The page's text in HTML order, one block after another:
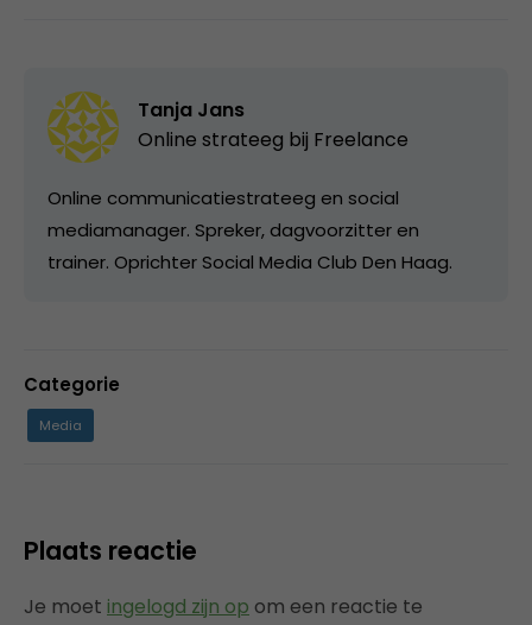
Tanja Jans
Online strateeg bij Freelance
Online communicatiestrateeg en social
mediamanager. Spreker, dagvoorzitter en
trainer. Oprichter Social Media Club Den Haag.
Categorie
Media
Plaats reactie
Je moet ingelogd zijn op om een reactie te